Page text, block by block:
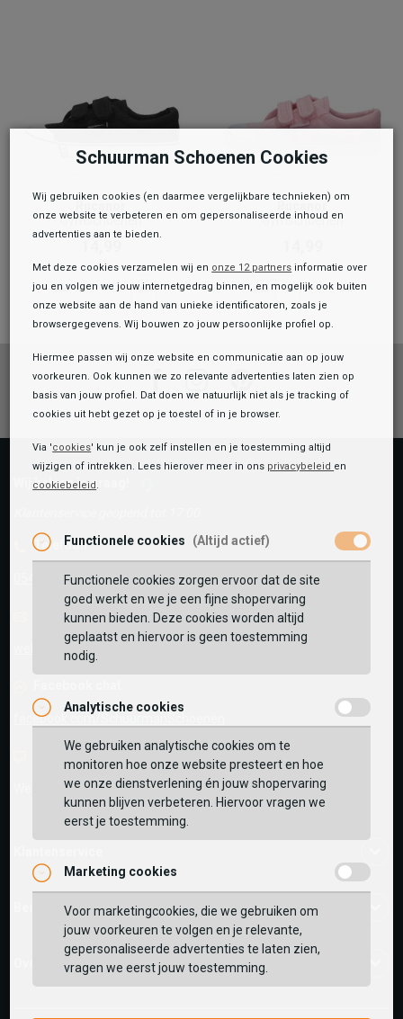
Gymschoenen
Gymschoenen
FacebookInstagramPinterest
Wij helpen je graag!
Telefoon
0545-280081
E-mail Antwoord binnen 24 uur
webshop@schuurman-schoenen.nl
facebook.com/SchuurmanSchoenen
Live chat
We zijn beschikbaar voor al je vragenKlik hier.
Bestelinformatie
Over ons
Schuurman Schoenen Cookies
Wij gebruiken cookies (en daarmee vergelijkbare technieken) om
onze website te verbeteren en om gepersonaliseerde inhoud en
advertenties aan te bieden.
Met deze cookies verzamelen wij en onze 12 partners informatie over
jou en volgen we jouw internetgedrag binnen, en mogelijk ook buiten
onze website aan de hand van unieke identificatoren, zoals je
browsergegevens. Wij bouwen zo jouw persoonlijke profiel op.
Hiermee passen wij onze website en communicatie aan op jouw
voorkeuren. Ook kunnen we zo relevante advertenties laten zien op
basis van jouw profiel. Dat doen we natuurlijk niet als je tracking of
cookies uit hebt gezet op je toestel of in je browser.
Via 'cookies' kun je ook zelf instellen en je toestemming altijd
wijzigen of intrekken. Lees hierover meer in ons privacybeleid en
cookiebeleid .
Functionele cookies (Altijd actief)
Functionele cookies zorgen ervoor dat de site
goed werkt en we je een fijne shopervaring
kunnen bieden. Deze cookies worden altijd
geplaatst en hiervoor is geen toestemming
nodig.
Analytische cookies
We gebruiken analytische cookies om te
monitoren hoe onze website presteert en hoe
we onze dienstverlening én jouw shopervaring
kunnen blijven verbeteren. Hiervoor vragen we
eerst je toestemming.
Marketing cookies
Voor marketingcookies, die we gebruiken om
jouw voorkeuren te volgen en je relevante,
gepersonaliseerde advertenties te laten zien,
vragen we eerst jouw toestemming.